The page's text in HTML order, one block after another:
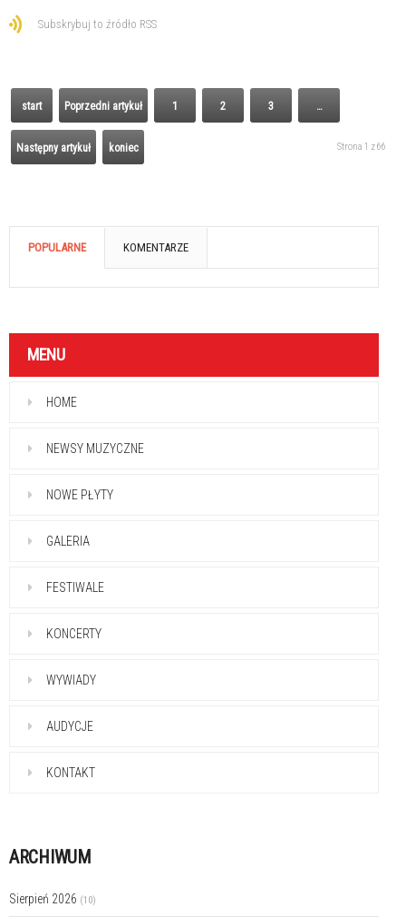
Subskrybuj to źródło RSS
start Poprzedni artykuł 1 2 3 …
Następny artykuł koniec Strona 1 z 66
POPULARNE KOMENTARZE
MENU
HOME
NEWSY MUZYCZNE
NOWE PŁYTY
GALERIA
FESTIWALE
KONCERTY
WYWIADY
AUDYCJE
KONTAKT
ARCHIWUM
Sierpień 2026 (10)